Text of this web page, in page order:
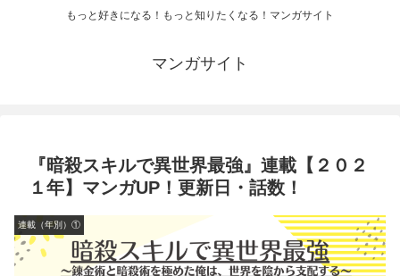
もっと好きになる！もっと知りたくなる！マンガサイト
マンガサイト
『暗殺スキルで異世界最強』連載【２０２
１年】マンガUP！更新日・話数！
連載（年別）①